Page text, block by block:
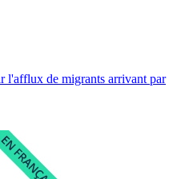
l'afflux de migrants arrivant par